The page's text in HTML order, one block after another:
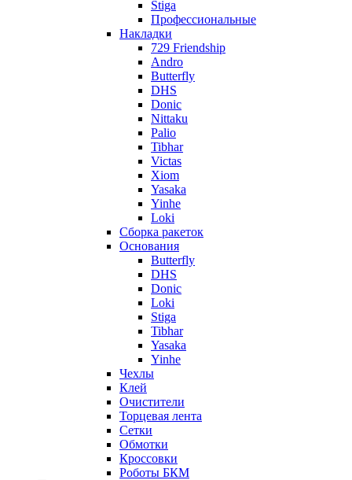
Stiga
Профессиональные
Накладки
729 Friendship
Andro
Butterfly
DHS
Donic
Nittaku
Palio
Tibhar
Victas
Xiom
Yasaka
Yinhe
Loki
Сборка ракеток
Основания
Butterfly
DHS
Donic
Loki
Stiga
Tibhar
Yasaka
Yinhe
Чехлы
Клей
Очистители
Торцевая лента
Сетки
Обмотки
Кроссовки
Роботы БКМ